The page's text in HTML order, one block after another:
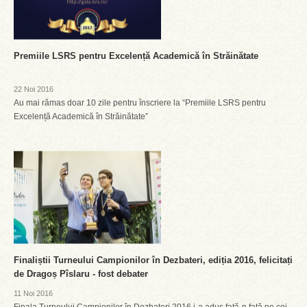
Premiile LSRS pentru Excelență Academică în Străinătate
22 Noi 2016
Au mai rămas doar 10 zile pentru înscriere la “Premiile LSRS pentru
Excelență Academică în Străinătate”
Finaliștii Turneului Campionilor în Dezbateri, ediția 2016, felicitați
de Dragoș Pîslaru - fost debater
11 Noi 2016